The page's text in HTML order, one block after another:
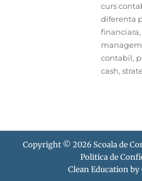
curs
diferenta
financiara
contabil,
cash,
Copyright © 2026 Scoala de
Politica de
Clean Education by